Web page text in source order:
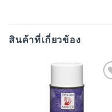
สินค้าที่เกี่ยวข้อง